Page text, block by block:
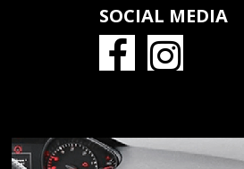
SOCIAL MEDIA